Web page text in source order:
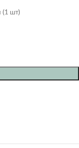
(1 шт)